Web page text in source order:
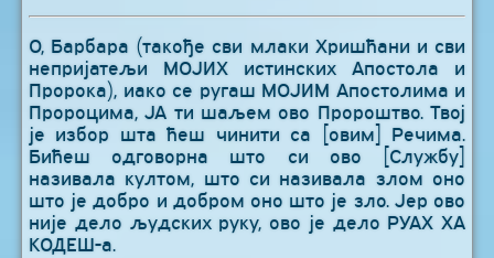
О, Барбара (такође сви млаки Хришћани и сви
непријатељи МОЈИХ истинских Апостола и
Пророка), иако се ругаш МОЈИМ Апостолима и
Пророцима, ЈА ти шаљем ово Пророштво. Твој
је избор шта ћеш чинити са [овим] Речима.
Бићеш одговорна што си ово [Службу]
називала култом, што си називала злом оно
што је добро и добром оно што је зло. Јер ово
није дело људских руку, ово је дело РУАХ ХА
КОДЕШ-а.